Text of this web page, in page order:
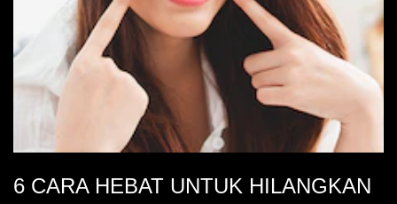
6 CARA HEBAT UNTUK HILANGKAN